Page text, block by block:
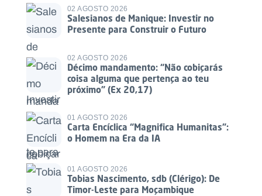
02 AGOSTO 2026
Salesianos de Manique: Investir no
Presente para Construir o Futuro
02 AGOSTO 2026
Décimo mandamento: “Não cobiçarás
coisa alguma que pertença ao teu
próximo” (Ex 20,17)
01 AGOSTO 2026
Carta Encíclica “Magnifica Humanitas”:
o Homem na Era da IA
01 AGOSTO 2026
Tobias Nascimento, sdb (Clérigo): De
Timor-Leste para Moçambique